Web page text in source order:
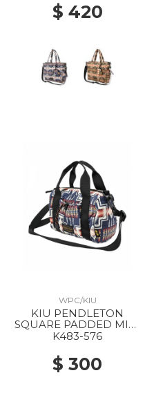
$ 420
WPC/KIU
KIU PENDLETON
SQUARE PADDED MINI
BOSTON BAG 576
K483-576
$ 300